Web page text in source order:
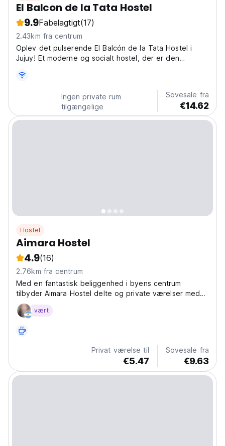
El Balcon de la Tata Hostel
9.9Fabelagtigt(17)
2.43km fra centrum
Oplev det pulserende El Balcón de la Tata Hostel i
Jujuy! Et moderne og socialt hostel, der er den
mens du backpacker i Argentina. (Auto-translated from
Ingen private rum
tilgængelige
Sovesale fra
€14.62
Hostel
Aimara Hostel
4.9(16)
2.76km fra centrum
Med en fantastisk beliggenhed i byens centrum
tilbyder Aimara Hostel delte og private værelser med
alt hvad du behøver til dit ophold, mens du opdager
San Salvador de Jujuy.
vært
Privat værelse til
€5.47
Sovesale fra
€9.63